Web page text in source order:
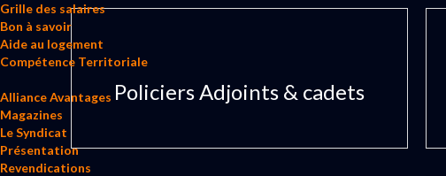
Grille des salaires
Bon à savoir
Aide au logement
Compétence Territoriale
Alliance Avantages
Magazines
Le Syndicat
Présentation
Revendications
Policiers Adjoints & cadets